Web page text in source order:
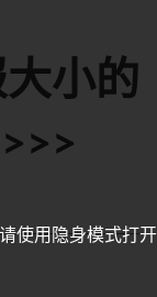
小的
使用隐身模式打开